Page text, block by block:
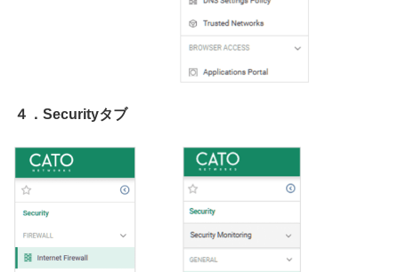
４．Securityタブ